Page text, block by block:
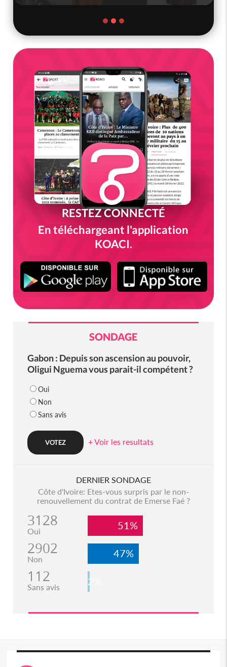
RESTEZ CONNECTÉ
En téléchargeant l'application
KOACI.
SONDAGE
Gabon : Depuis son ascension au pouvoir,
Oligui Nguema vous parait-il compétent ?
Oui
Non
Sans avis
+ Voir les resultats
DERNIER SONDAGE
Côte d'Ivoire: Etes-vous surpris par le non-
renouvellement du contrat de Emerse Faé ?
3128
Oui 51%
2902
Non 47%
112
Sans avis 2%